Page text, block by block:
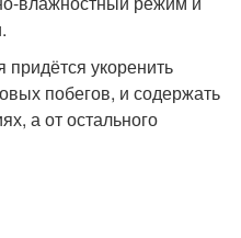
укоренить
побегов, и содержать
а от остального